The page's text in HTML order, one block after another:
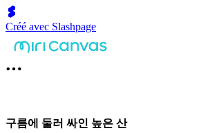
Créé avec Slashpage
구름에 둘러 싸인 높은 산